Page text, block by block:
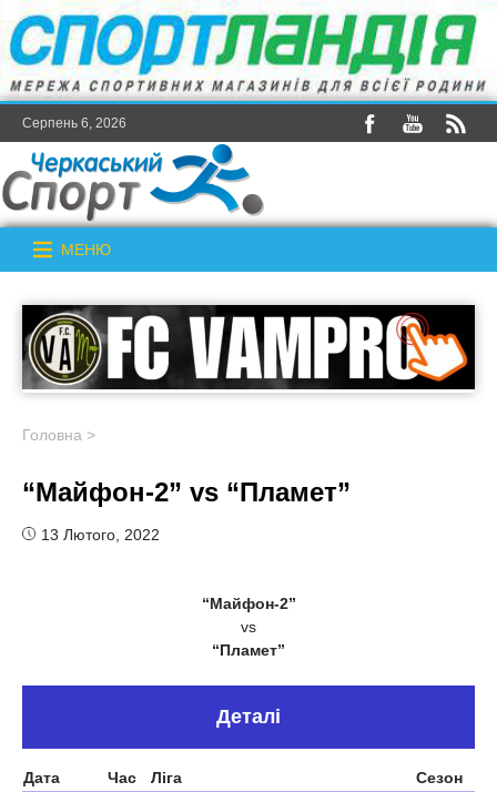
Серпень 6, 2026
МЕНЮ
Головна >
“Майфон-2” vs “Пламет”
13 Лютого, 2022
“Майфон-2”
vs
“Пламет”
Деталі
Дата Час Ліга
Сезон